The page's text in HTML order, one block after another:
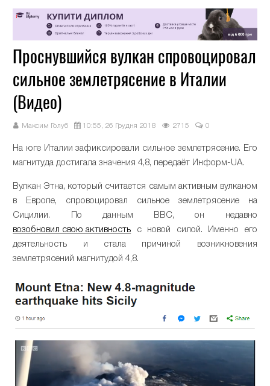
Проснувшийся вулкан спровоцировал
сильное землетрясение в Италии
(Видео)
Максим Голуб 10:55, 26 Грудня 2018 2715 0
На юге Италии зафиксировали сильное землетрясение. Его
магнитуда достигала значения 4,8, передаёт Информ-UA.
Вулкан Этна, который считается самым активным вулканом
в Европе, спровоцировал сильное землетрясение на
Сицилии. По данным BBC, он недавно
возобновил свою активность с новой силой. Именно его
деятельность и стала причиной возникновения
землетрясений магнитудой 4,8.